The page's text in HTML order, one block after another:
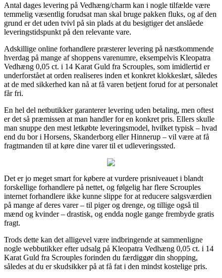
Antal dages levering på Vedhæng/charm kan i nogle tilfælde være
temmelig væsentlig forudsat man skal bruge pakken fluks, og af den
grund er det uden tvivl på sin plads at du besigtiger det anslåede
leveringstidspunkt på den relevante vare.
Adskillige online forhandlere præsterer levering på næstkommende
hverdag på mange af shoppens varenumre, eksempelvis Kleopatra
Vedhæng 0,05 ct. i 14 Karat Guld fra Scrouples, som imidlertid er
underforstået at orden realiseres inden et konkret klokkeslæt, således
at de med sikkerhed kan nå at få varen betjent forud for at personalet
får fri.
En hel del netbutikker garanterer levering uden betaling, men oftest
er det så præmissen at man handler for en konkret pris. Ellers skulle
man snuppe den mest letkøbte leveringsmodel, hvilket typisk – hvad
end du bor i Horsens, Skanderborg eller Hinnerup – vil være at få
fragtmanden til at køre dine varer til et udleveringssted.
Det er jo meget smart for købere at vurdere prisniveauet i blandt
forskellige forhandlere på nettet, og følgelig har flere Scrouples
internet forhandlere ikke kunne slippe for at reducere salgsværdien
på mange af deres varer – til piger og drenge, og tillige også til
mænd og kvinder – drastisk, og endda nogle gange frembyde gratis
fragt.
Trods dette kan det alligevel være indbringende at sammenligne
nogle webbutikker efter udsalg på Kleopatra Vedhæng 0,05 ct. i 14
Karat Guld fra Scrouples forinden du færdiggør din shopping,
således at du er skudsikker på at få fat i den mindst kostelige pris.